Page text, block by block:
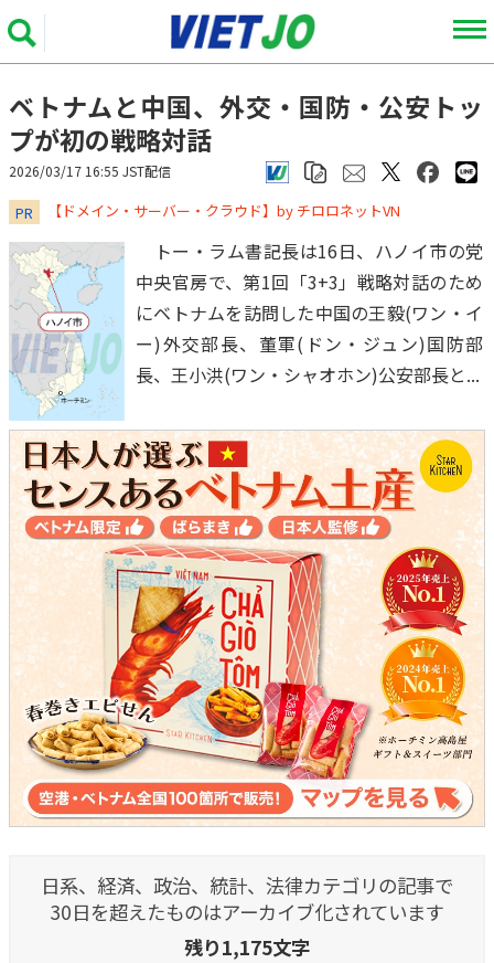
ベトナムと中国、外交・国防・公安トッ
プが初の戦略対話
2026/03/17 16:55 JST配信
PR ​​​​​​​【ドメイン・サーバー・クラウド】by チロロネットVN
トー・ラム書記長は16日、ハノイ市の党
中央官房で、第1回「3+3」戦略対話のため
にベトナムを訪問した中国の王毅(ワン・イ
ー)外交部長、董軍(ドン・ジュン)国防部
長、王小洪(ワン・シャオホン)公安部長と...
日系、経済、政治、統計、法律カテゴリの記事で
30日を超えたものはアーカイブ化されています
残り1,175文字